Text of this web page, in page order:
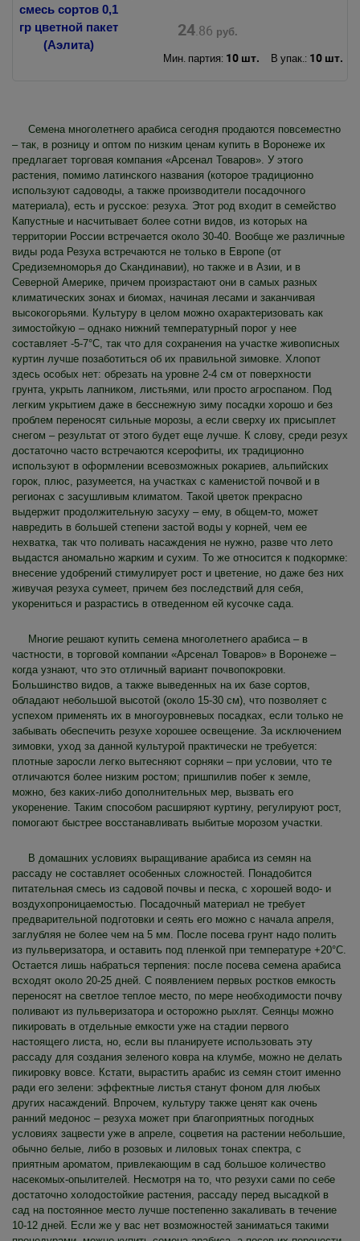
24.86 руб.
Мин. партия: 10 шт. В упак.: 10 шт.
Семена многолетнего арабиса сегодня продаются повсеместно
– так, в розницу и оптом по низким ценам купить в Воронеже их
предлагает торговая компания «Арсенал Товаров». У этого
растения, помимо латинского названия (которое традиционно
используют садоводы, а также производители посадочного
материала), есть и русское: резуха. Этот род входит в семейство
Капустные и насчитывает более сотни видов, из которых на
территории России встречается около 30-40. Вообще же различные
виды рода Резуха встречаются не только в Европе (от
Средиземноморья до Скандинавии), но также и в Азии, и в
Северной Америке, причем произрастают они в самых разных
климатических зонах и биомах, начиная лесами и заканчивая
высокогорьями. Культуру в целом можно охарактеризовать как
зимостойкую – однако нижний температурный порог у нее
составляет -5-7°C, так что для сохранения на участке живописных
куртин лучше позаботиться об их правильной зимовке. Хлопот
здесь особых нет: обрезать на уровне 2-4 см от поверхности
грунта, укрыть лапником, листьями, или просто агроспаном. Под
легким укрытием даже в бесснежную зиму посадки хорошо и без
проблем переносят сильные морозы, а если сверху их присыплет
снегом – результат от этого будет еще лучше. К слову, среди резух
достаточно часто встречаются ксерофиты, их традиционно
используют в оформлении всевозможных рокариев, альпийских
горок, плюс, разумеется, на участках с каменистой почвой и в
регионах с засушливым климатом. Такой цветок прекрасно
выдержит продолжительную засуху – ему, в общем-то, может
навредить в большей степени застой воды у корней, чем ее
нехватка, так что поливать насаждения не нужно, разве что лето
выдастся аномально жарким и сухим. То же относится к подкормке:
внесение удобрений стимулирует рост и цветение, но даже без них
живучая резуха сумеет, причем без последствий для себя,
укорениться и разрастись в отведенном ей кусочке сада.
Многие решают купить семена многолетнего арабиса – в
частности, в торговой компании «Арсенал Товаров» в Воронеже –
когда узнают, что это отличный вариант почвопокровки.
Большинство видов, а также выведенных на их базе сортов,
обладают небольшой высотой (около 15-30 см), что позволяет с
успехом применять их в многоуровневых посадках, если только не
забывать обеспечить резухе хорошее освещение. За исключением
зимовки, уход за данной культурой практически не требуется:
плотные заросли легко вытесняют сорняки – при условии, что те
отличаются более низким ростом; пришпилив побег к земле,
можно, без каких-либо дополнительных мер, вызвать его
укоренение. Таким способом расширяют куртину, регулируют рост,
помогают быстрее восстанавливать выбитые морозом участки.
В домашних условиях выращивание арабиса из семян на
рассаду не составляет особенных сложностей. Понадобится
питательная смесь из садовой почвы и песка, с хорошей водо- и
воздухопроницаемостью. Посадочный материал не требует
предварительной подготовки и сеять его можно с начала апреля,
заглубляя не более чем на 5 мм. После посева грунт надо полить
из пульверизатора, и оставить под пленкой при температуре +20°C.
Остается лишь набраться терпения: после посева семена арабиса
всходят около 20-25 дней. С появлением первых ростков емкость
переносят на светлое теплое место, по мере необходимости почву
поливают из пульверизатора и осторожно рыхлят. Сеянцы можно
пикировать в отдельные емкости уже на стадии первого
настоящего листа, но, если вы планируете использовать эту
рассаду для создания зеленого ковра на клумбе, можно не делать
пикировку вовсе. Кстати, вырастить арабис из семян стоит именно
ради его зелени: эффектные листья станут фоном для любых
других насаждений. Впрочем, культуру также ценят как очень
ранний медонос – резуха может при благоприятных погодных
условиях зацвести уже в апреле, соцветия на растении небольшие,
обычно белые, либо в розовых и лиловых тонах спектра, с
приятным ароматом, привлекающим в сад большое количество
насекомых-опылителей. Несмотря на то, что резухи сами по себе
достаточно холодостойкие растения, рассаду перед высадкой в
сад на постоянное место лучше постепенно закаливать в течение
10-12 дней. Если же у вас нет возможностей заниматься такими